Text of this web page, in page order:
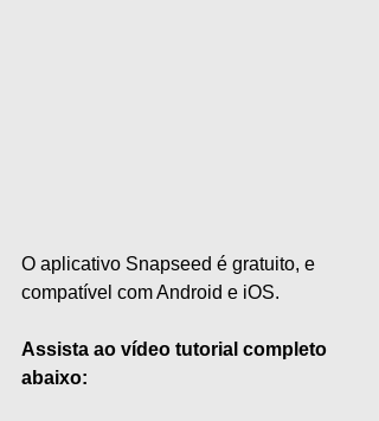
O aplicativo Snapseed é gratuito, e
compatível com Android e iOS.
Assista ao vídeo tutorial completo
abaixo: